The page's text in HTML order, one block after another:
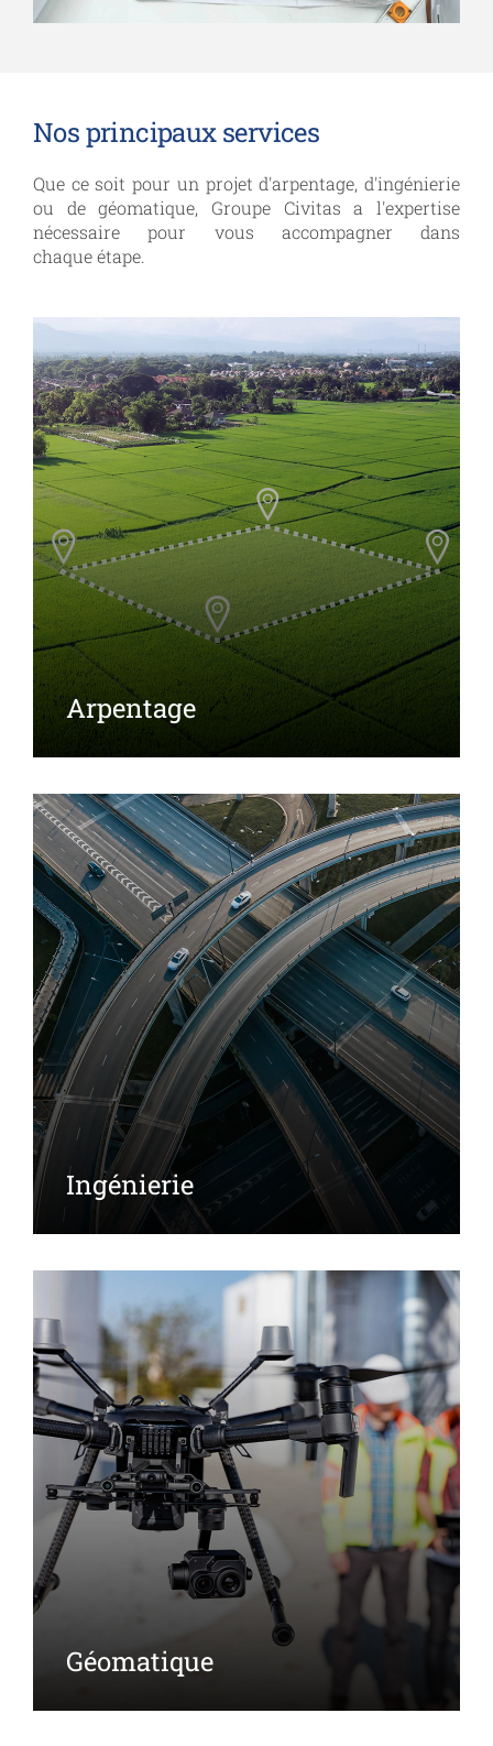
Nos principaux services
Que ce soit pour un projet d'arpentage, d'ingénierie
ou de géomatique, Groupe Civitas a l'expertise
nécessaire pour vous accompagner dans
chaque étape.
Arpentage
Ingénierie
Géomatique